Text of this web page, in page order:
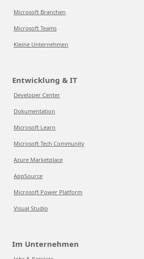
Microsoft Branchen
Microsoft Teams
Kleine Unternehmen
Entwicklung & IT
Developer Center
Dokumentation
Microsoft Learn
Microsoft Tech Community
Azure Marketplace
AppSource
Microsoft Power Platform
Visual Studio
Im Unternehmen